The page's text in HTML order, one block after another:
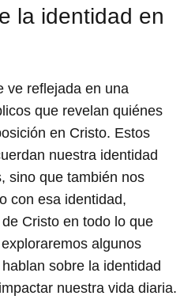
la identidad en
ve reflejada en una
que revelan quiénes
en Cristo. Estos
nuestra identidad
sino que también nos
con esa identidad,
Cristo en todo lo que
algunos
sobre la identidad
nuestra vida diaria.